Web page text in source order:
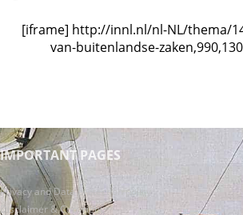
[iframe] http://innl.nl/nl-NL/thema/
van-buitenlandse-
IMPORTANT PAGES
Privacy and Data protection policy
Disclaimer & Copyright